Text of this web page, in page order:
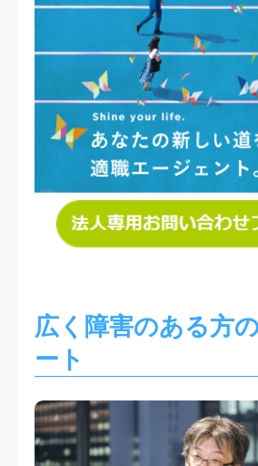
広く障害のある方
ート